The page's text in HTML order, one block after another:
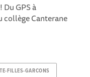
GPS à
collège Canterane
FILLES-GARCONS